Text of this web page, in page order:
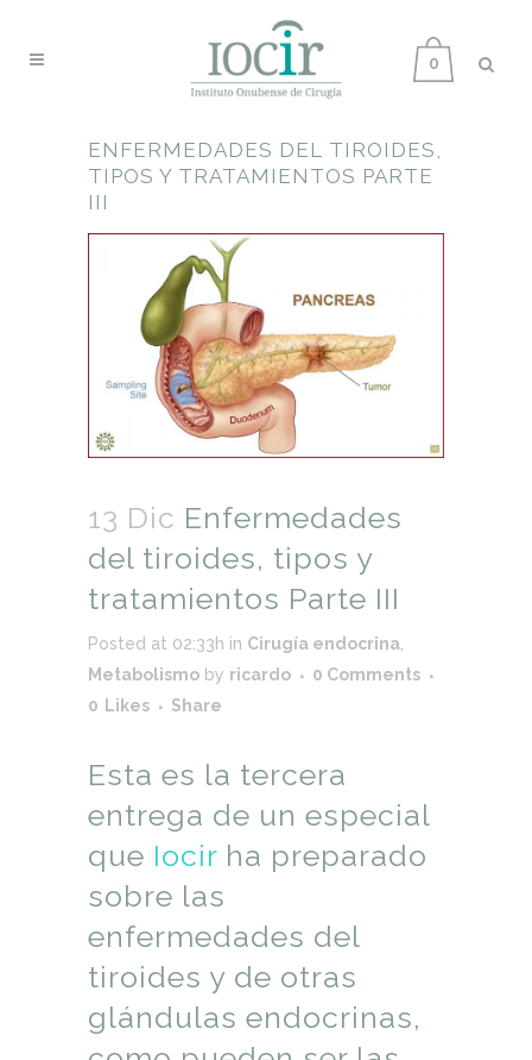
0
ENFERMEDADES DEL TIROIDES,
TIPOS Y TRATAMIENTOS PARTE
III
13 Dic Enfermedades
del tiroides, tipos y
tratamientos Parte III
Posted at 02:33h in Cirugía endocrina
Metabolismo by ricardo
0 Comments
0 Likes Share
Esta es la tercera
entrega de un especial
que Iocir ha preparado
sobre las
enfermedades del
tiroides y de otras
glándulas endocrinas,